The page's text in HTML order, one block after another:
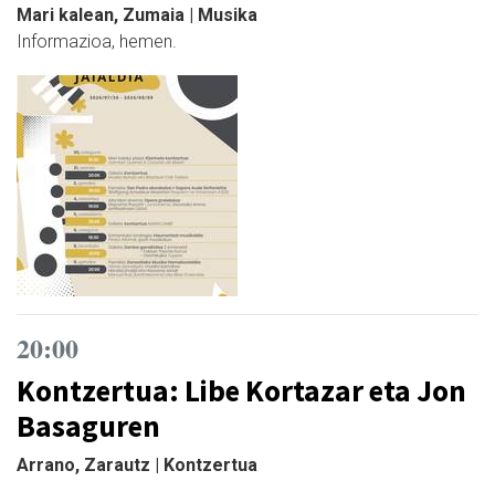
Mari kalean, Zumaia | Musika
Informazioa, hemen.
20:00
Kontzertua: Libe Kortazar eta Jon
Basaguren
Arrano, Zarautz | Kontzertua